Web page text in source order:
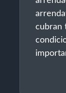
cubran